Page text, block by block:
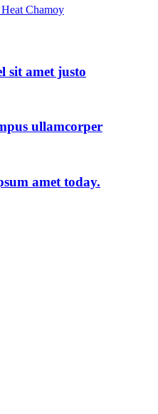
sit amet justo
ullamcorper
amet today.